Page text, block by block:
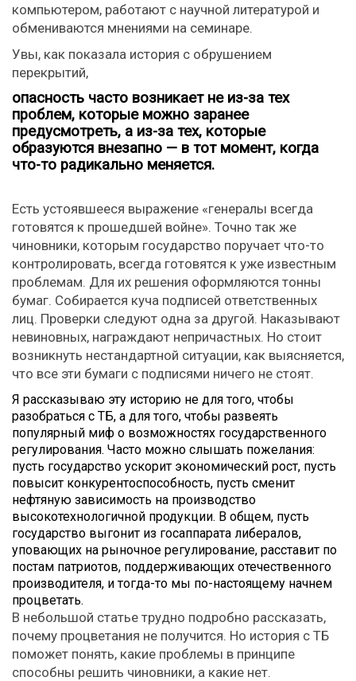
компьютером, работают с научной литературой и
обмениваются мнениями на семинаре.
Увы, как показала история с обрушением
перекрытий,
опасность часто возникает не из-за тех
проблем, которые можно заранее
предусмотреть, а из-за тех, которые
образуются внезапно — в тот момент, когда
что-то радикально меняется.
Есть устоявшееся выражение «генералы всегда
готовятся к прошедшей войне». Точно так же
чиновники, которым государство поручает что-то
контролировать, всегда готовятся к уже известным
проблемам. Для их решения оформляются тонны
бумаг. Собирается куча подписей ответственных
лиц. Проверки следуют одна за другой. Наказывают
невиновных, награждают непричастных. Но стоит
возникнуть нестандартной ситуации, как выясняется,
что все эти бумаги с подписями ничего не стоят.
Я рассказываю эту историю не для того, чтобы
разобраться с ТБ, а для того, чтобы развеять
популярный миф о возможностях государственного
регулирования. Часто можно слышать пожелания:
пусть государство ускорит экономический рост, пусть
повысит конкурентоспособность, пусть сменит
нефтяную зависимость на производство
высокотехнологичной продукции. В общем, пусть
государство выгонит из госаппарата либералов,
уповающих на рыночное регулирование, расставит по
постам патриотов, поддерживающих отечественного
производителя, и тогда-то мы по-настоящему начнем
процветать.
В небольшой статье трудно подробно рассказать,
почему процветания не получится. Но история с ТБ
поможет понять, какие проблемы в принципе
способны решить чиновники, а какие нет.